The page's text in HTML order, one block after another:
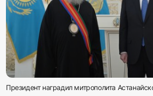
Президент наградил митрополита